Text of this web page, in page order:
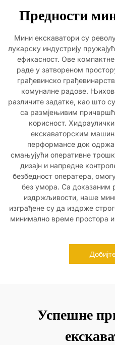
Предности
Мини екскаватори су
лукарску индустрију
ефикасност. Ове
раде у затвореном
грађевинско
комуналне радове.
различите задатке, као што
са размјењивим
корисност.
екскаваторским
перформансе док
смањујући оперативне
дизајн и напредне
безбедност оператера,
без умора. Са доказаним
издржљивости, наше
изграђене су да издрже
минимално време простора
Успешне